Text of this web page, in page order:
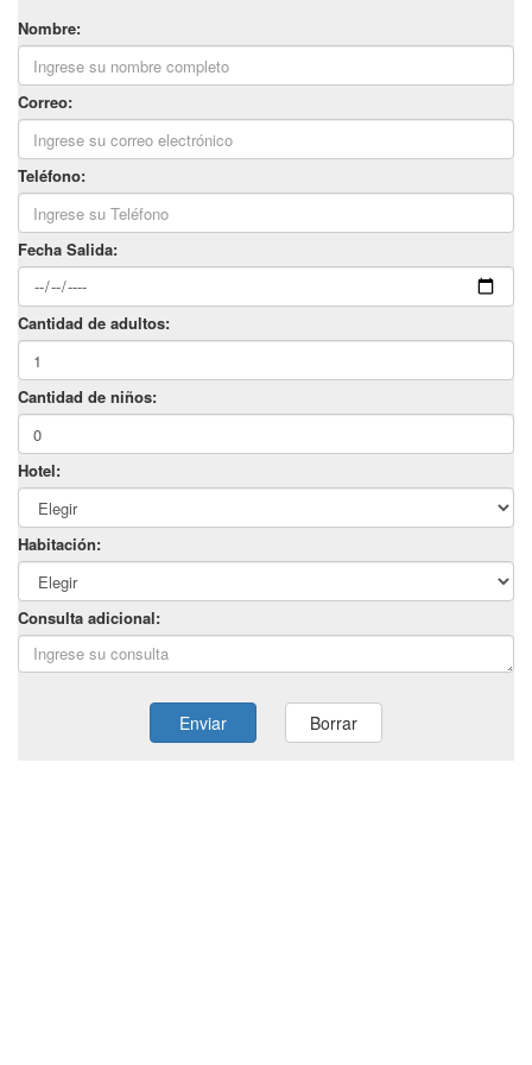
Nombre:
Correo:
Teléfono:
Fecha Salida:
Cantidad de adultos:
Cantidad de niños:
Hotel:
Habitación:
Consulta adicional:
Enviar Borrar